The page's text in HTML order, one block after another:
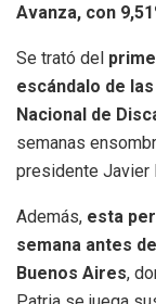
Avanza, con
Se trató del
escándalo de
Nacional de
semanas
presidente Javier
Además, esta
semana antes
Buenos Aires,